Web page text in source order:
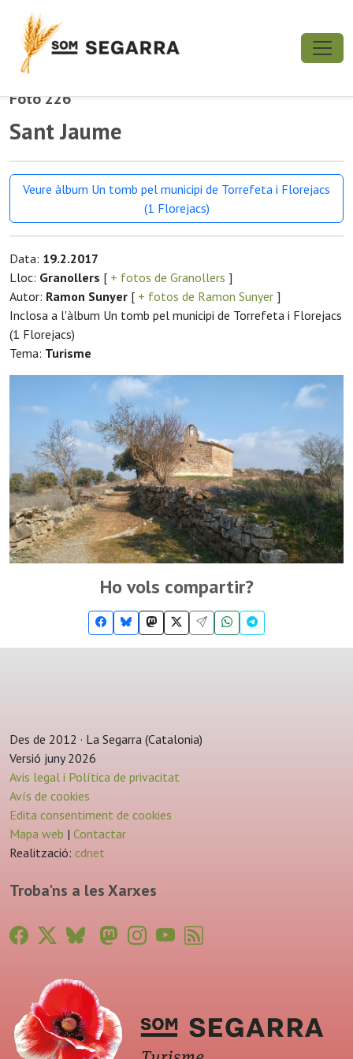
Foto 226
Sant Jaume
Veure àlbum Un tomb pel municipi de Torrefeta i Florejacs
(1 Florejacs)
Data: 19.2.2017
Lloc: Granollers [ + fotos de Granollers ]
Autor: Ramon Sunyer [ + fotos de Ramon Sunyer ]
Inclosa a l'àlbum Un tomb pel municipi de Torrefeta i Florejacs
(1 Florejacs)
Tema: Turisme
Ho vols compartir?
Des de 2012 · La Segarra (Catalonia)
Versió juny 2026
Avis legal i Política de privacitat
Avís de cookies
Edita consentiment de cookies
Mapa web | Contactar
Realització: cdnet
Troba'ns a les Xarxes